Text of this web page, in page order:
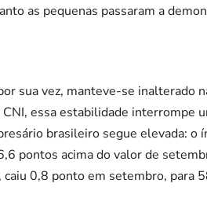
as pequenas passaram a
sua vez, manteve-se
CNI, essa estabilidade interrompe
brasileiro segue elevada:
pontos acima do valor de
0,8 ponto em setembro, para